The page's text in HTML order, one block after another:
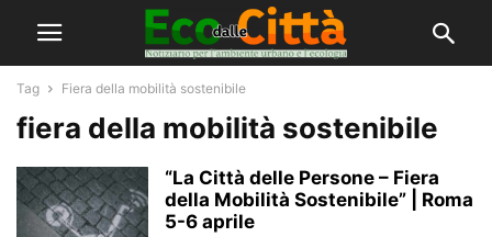
Tag Fiera della mobilità sostenibile
fiera della mobilità sostenibile
“La Città delle Persone – Fiera
della Mobilità Sostenibile” | Roma
5-6 aprile